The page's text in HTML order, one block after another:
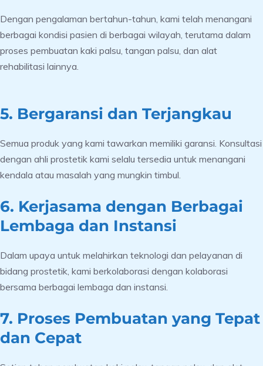
Dengan pengalaman bertahun-tahun, kami telah menangani
berbagai kondisi pasien di berbagai wilayah, terutama dalam
proses pembuatan kaki palsu, tangan palsu, dan alat
rehabilitasi lainnya.
5. Bergaransi dan Terjangkau
Semua produk yang kami tawarkan memiliki garansi. Konsultasi
dengan ahli prostetik kami selalu tersedia untuk menangani
kendala atau masalah yang mungkin timbul.
6. Kerjasama dengan Berbagai
Lembaga dan Instansi
Dalam upaya untuk melahirkan teknologi dan pelayanan di
bidang prostetik, kami berkolaborasi dengan kolaborasi
bersama berbagai lembaga dan instansi.
7. Proses Pembuatan yang Tepat
dan Cepat